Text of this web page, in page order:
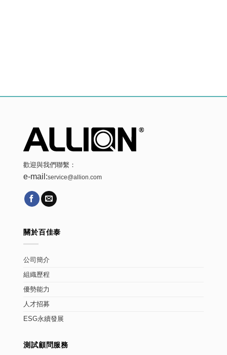
歡迎與我們聯繫：
e-mail:service@allion.com
關於百佳泰
公司簡介
組織歷程
優勢能力
人才招募
ESG永續發展
測試顧問服務